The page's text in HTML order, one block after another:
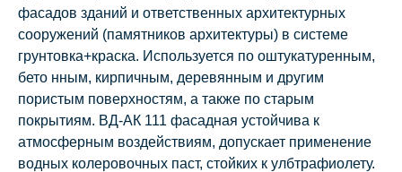
фасадов зданий и ответственных архитектурных
сооружений (памятников архитектуры) в системе
грунтовка+краска. Используется по оштукатуренным,
бето нным, кирпичным, деревянным и другим
пористым поверхностям, а также по старым
покрытиям. ВД-АК 111 фасадная устойчива к
атмосферным воздействиям, допускает применение
водных колеровочных паст, стойких к улбтрафиолету.